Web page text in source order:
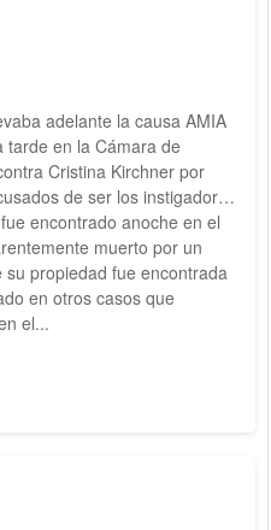
adelante la causa AMIA
en la Cámara de
Cristina Kirchner por
de ser los instigadores
encontrado anoche en el
muerto por un
propiedad fue encontrada
en otros casos que
el...